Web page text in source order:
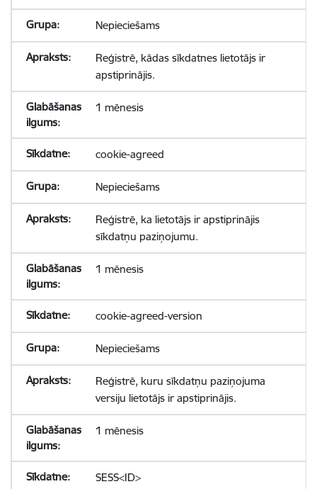
Nepieciešams
Reģistrē, kādas sīkdatnes lietotājs ir
apstiprinājis.
1 mēnesis
cookie-agreed
Nepieciešams
Reģistrē, ka lietotājs ir apstiprinājis
sīkdatņu paziņojumu.
1 mēnesis
cookie-agreed-version
Nepieciešams
Reģistrē, kuru sīkdatņu paziņojuma
versiju lietotājs ir apstiprinājis.
1 mēnesis
SESS<ID>